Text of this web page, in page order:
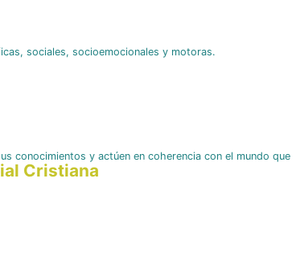
sociales, socioemocionales y motoras.
conocimientos y actúen en coherencia con el mundo que
Cristiana